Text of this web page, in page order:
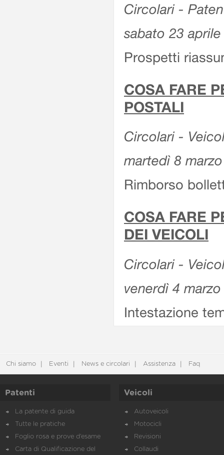
Circolari -
sabato 23
Prospetti
COSA FARE
POSTALI
Circolari -
martedì 8
Rimborso
COSA FARE
DEI VEICOLI
Circolari -
venerdì 4
Intestazione
Chi siamo Eventi News e circolari Assistenza Faq
Patenti
La patente di guida
Tutte le pratiche
Foglio rosa e prove d’esame
Carta di Qualificazione del
Veicoli
Autoveicoli
Motocicli
Revisioni
Collaudi